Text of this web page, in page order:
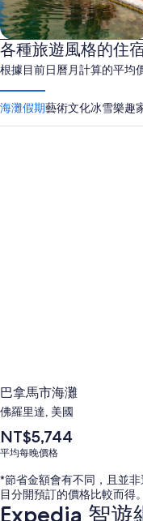
親子
各種旅遊風格的住
根據目前日曆月計算的平均
海灘假期藝術文化冰雪樂趣
巴拿馬市海灘
佛羅里達, 美國
平
均
晚
價
格
NT$5,744
平均每晚價格
*節省金額會有不同，且並
目分開預訂的價格比較而得。
Expedia 智遊